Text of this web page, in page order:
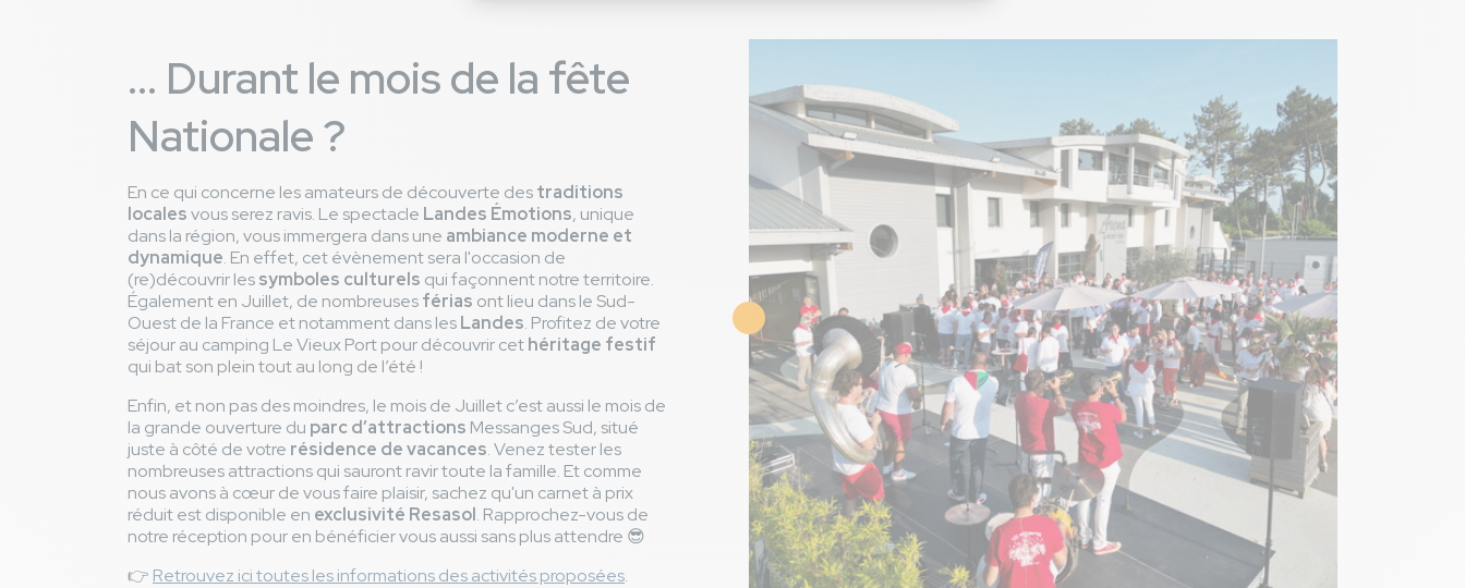
... Durant le mois de la fête
Nationale ?
En ce qui concerne les amateurs de découverte destraditions
localesvous serez ravis. Le spectacle Landes Émotions, unique
dans la région, vous immergera dans une ambiance moderne et
dynamique. En effet, cet évènement sera l'occasion de
(re)découvrir lessymboles culturels qui façonnent notre territoire.
Également en Juillet, de nombreusesférias ont lieu dans le Sud-
Ouest de la France et notamment dans lesLandes. Profitez de votre
séjour au camping Le Vieux Port pour découvrir cethéritage festif
qui bat son plein tout au long de l’été !
Enfin, et non pas des moindres, le mois de Juillet c’est aussi le mois de
la grande ouverture du parc d’attractions Messanges Sud, situé
juste à côté de votre résidence de vacances. Venez tester les
nombreuses attractions qui sauront ravir toute la famille. Et comme
nous avons à cœur de vous faire plaisir, sachez qu'un carnet à prix
réduit est disponible en exclusivité Resasol. Rapprochez-vous de
notre réception pour en bénéficier vous aussi sans plus attendre 😎
👉 Retrouvez ici toutes les informations des activités proposées.
Image